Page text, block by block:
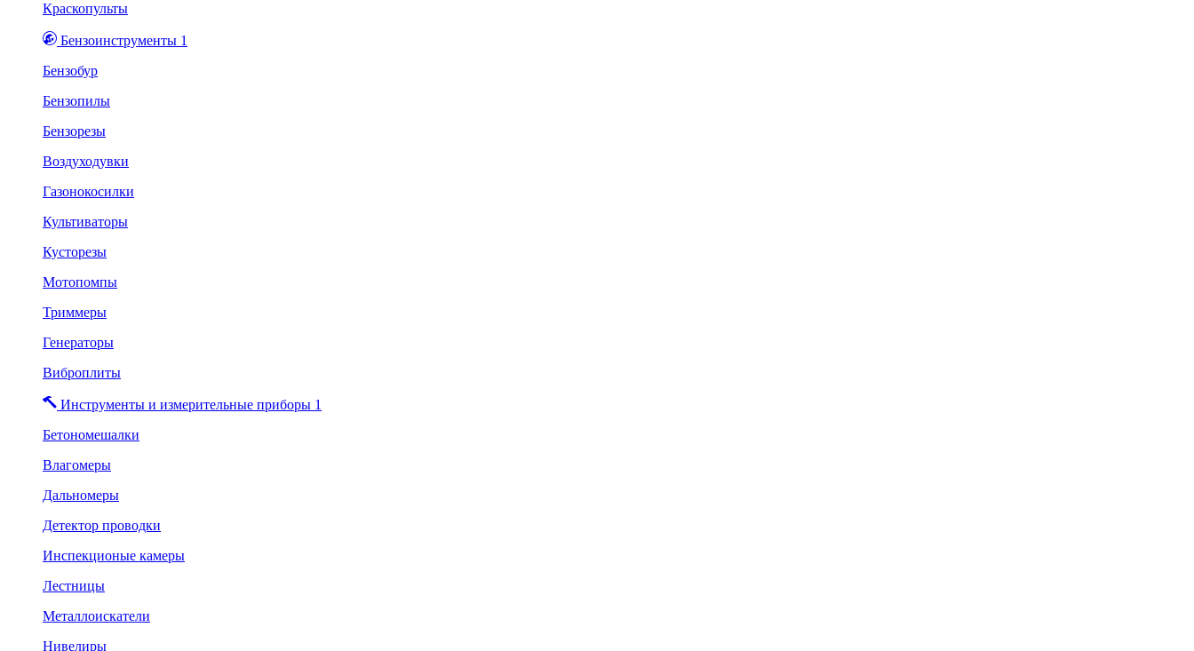
Краскопульты
Бензоинструменты 1
Бензобур
Бензопилы
Бензорезы
Воздуходувки
Газонокосилки
Культиваторы
Кусторезы
Мотопомпы
Триммеры
Генераторы
Виброплиты
Инструменты и измерительные приборы 1
Бетономешалки
Влагомеры
Дальномеры
Детектор проводки
Инспекционые камеры
Лестницы
Металлоискатели
Нивелиры